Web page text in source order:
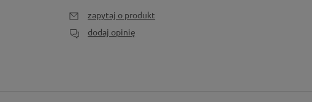
zapytaj o produkt
dodaj opinię